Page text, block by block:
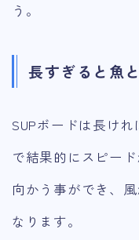
う。
長すぎると魚
SUPボードは長け
で結果的にスピー
向かう事ができ、
なります。